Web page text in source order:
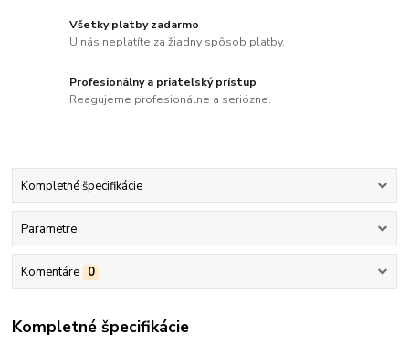
Všetky platby zadarmo
U nás neplatíte za žiadny spôsob platby.
Profesionálny a priateľský prístup
Reagujeme profesionálne a seriózne.
Kompletné špecifikácie
Parametre
Komentáre 0
Kompletné špecifikácie